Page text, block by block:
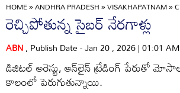
HOME»ANDHRA PRADESH»VISAKHAPATNAM»
రెచ్చిపోతున్న సైబర్‌ నేరగాళ్లు
ABN, Publish Date - Jan 20 , 2026 | 01:01 AM
డిజిటల్‌ అరెస్టు, ఆన్‌లైన్‌ ట్రేడింగ్‌ పేరుతో
కాలంలో పెరుగుతున్నాయి.